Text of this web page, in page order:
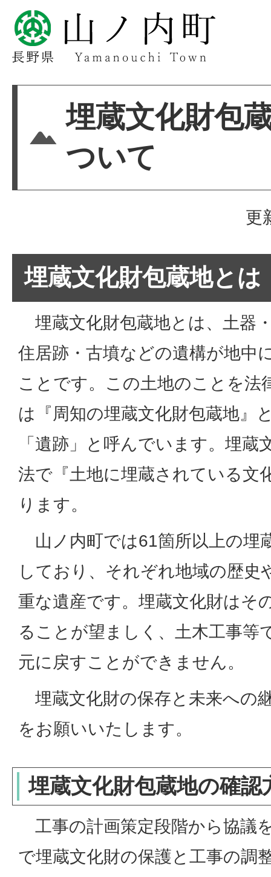
埋蔵文化財包
ついて
更
埋蔵文化財包蔵地とは
埋蔵文化財包蔵地とは、土器
住居跡・古墳などの遺構が地中
ことです。この土地のことを法
は『周知の埋蔵文化財包蔵地』
「遺跡」と呼んでいます。埋蔵
法で『土地に埋蔵されている文
ります。
山ノ内町では61箇所以上の埋
しており、それぞれ地域の歴史
重な遺産です。埋蔵文化財はそ
ることが望ましく、土木工事等
元に戻すことができません。
埋蔵文化財の保存と未来への
をお願いいたします。
埋蔵文化財包蔵地の確認
工事の計画策定段階から協議
で埋蔵文化財の保護と工事の調